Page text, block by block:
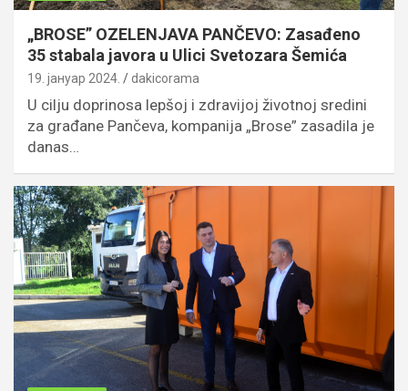
„BROSE” OZELENJAVA PANČEVO: Zasađeno
35 stabala javora u Ulici Svetozara Šemića
19. јануар 2024. dakicorama
U cilju doprinosa lepšoj i zdravijoj životnoj sredini
za građane Pančeva, kompanija „Brose” zasadila je
danas…